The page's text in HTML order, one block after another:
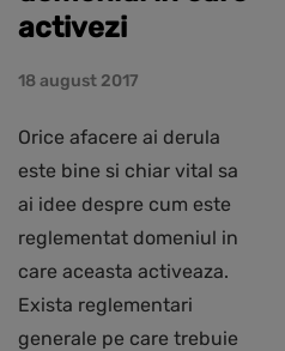
activezi
18 august 2017
Orice afacere ai derula
este bine si chiar vital sa
ai idee despre cum este
reglementat domeniul in
care aceasta activeaza.
Exista reglementari
generale pe care trebuie